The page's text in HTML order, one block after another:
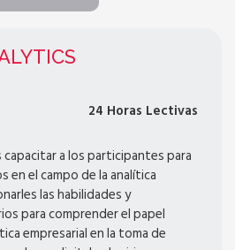
24 Horas Lectivas
a los participantes para
el campo de la analítica
las habilidades y
para comprender el papel
empresarial en la toma de